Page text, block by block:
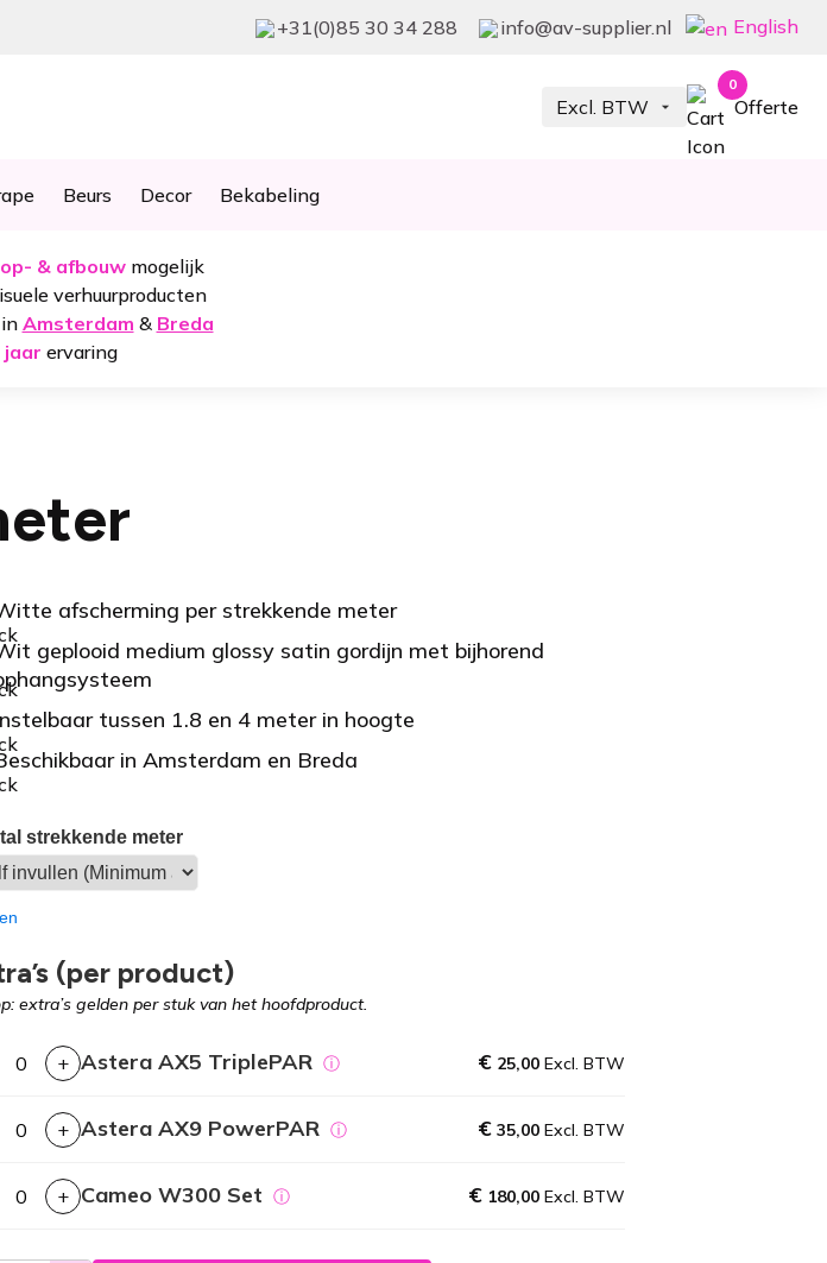
+31(0)85 30 34 288 info@av-supplier.nl English
0
Offerte
Beurs Decor Bekabeling
op- & afbouw mogelijk
verhuurproducten
Amsterdam & Breda
jaar ervaring
afscherming per strekkende meter
geplooid medium glossy satin gordijn met bijhorend
tussen 1.8 en 4 meter in hoogte
in Amsterdam en Breda
strekkende meter
(per product)
extra’s gelden per stuk van het hoofdproduct.
+ Astera AX5 TriplePAR ⓘ € 25,00 Excl. BTW
+ Astera AX9 PowerPAR ⓘ € 35,00 Excl. BTW
+ Cameo W300 Set ⓘ € 180,00 Excl. BTW